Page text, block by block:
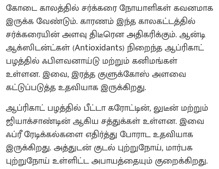
கோடை காலத்தில் சர்க்கரை நோயாளிகள் கவனமாக
இருக்க வேண்டும். காரணம் இந்த காலகட்டத்தில்
சர்க்கரையின் அளவு திடீரென அதிகரிக்கும். ஆன்டி
ஆக்ஸிடன்ட்கள் (Antioxidants) நிறைந்த ஆப்ரிகாட்
பழத்தில் ஃபிளவனாய்டு மற்றும் கனிமங்கள்
உள்ளன. இவை, இரத்த குளுக்கோஸ் அளவை
கட்டுப்படுத்த உதவியாக இருக்கிறது.
ஆப்ரிகாட் பழத்தில் பீட்டா கரோட்டின், லுடீன் மற்றும்
ஜியாக்சாண்டின் ஆகிய சத்துக்கள் உள்ளன. இவை
ஃப்ரீ ரேடிக்கல்களை எதிர்த்து போராட உதவியாக
இருக்கிறது. அத்துடன் குடல் புற்றுநோய், மார்பக
புற்றுநோய் உள்ளிட்ட அபாயத்தையும் குறைக்கிறது.